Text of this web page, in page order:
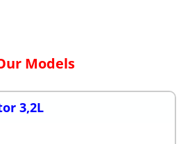
Models
3,2L